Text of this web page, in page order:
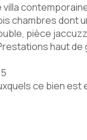
chambres dont
pièce
haut
ce bien